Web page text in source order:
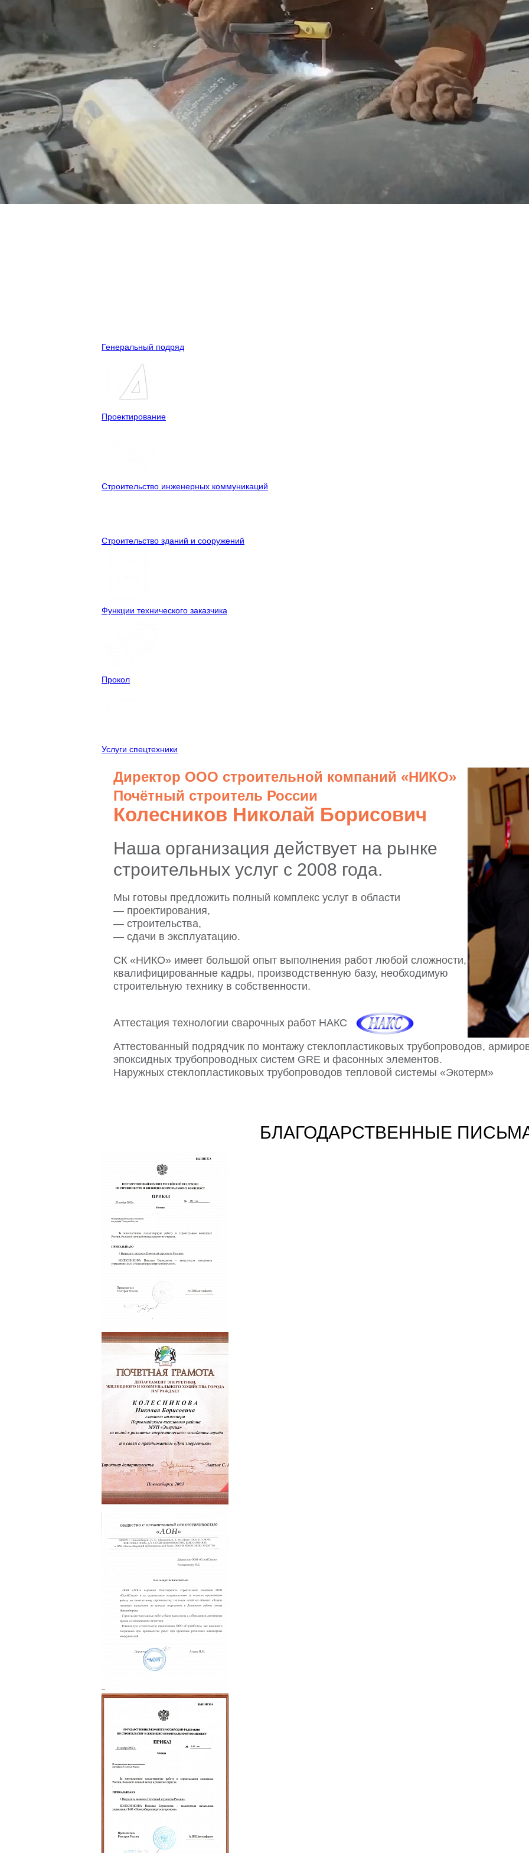
Генеральный подряд
Проектирование
Строительство инженерных коммуникаций
Строительство зданий и сооружений
Функции технического заказчика
Прокол
Услуги спецтехники
Директор ООО строительной компаний «НИКО»
Почётный строитель России
Колесников Николай Борисович
Наша организация действует на рынке
строительных услуг с 2008 года.
Мы готовы предложить полный комплекс услуг в области
— проектирования,
— строительства,
— сдачи в эксплуатацию.
СК «НИКО» имеет большой опыт выполнения работ любой сложности,
квалифицированные кадры, производственную базу, необходимую
строительную технику в собственности.
Аттестация технологии сварочных работ НАКС
Аттестованный подрядчик по монтажу стеклопластиковых трубопроводов,
эпоксидных трубопроводных систем GRE и фасонных элементов.
Наружных стеклопластиковых трубопроводов тепловой системы «Экотерм»
БЛАГОДАРСТВЕННЫЕ